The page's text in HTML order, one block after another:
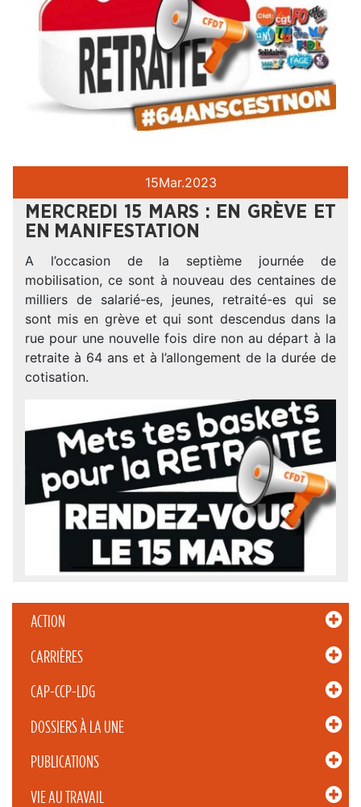
ACTION
CARRIÈRES
CAP-CCP-LDG
DOSSIERS À LA UNE
PUBLICATIONS
VIE AU TRAVAIL
15Mar.2023
MERCREDI 15 MARS : EN GRÈVE ET
EN MANIFESTATION
A l’occasion de la septième journée de
mobilisation, ce sont à nouveau des centaines de
milliers de salarié-es, jeunes, retraité-es qui se
sont mis en grève et qui sont descendus dans la
rue pour une nouvelle fois dire non au départ à la
retraite à 64 ans et à l’allongement de la durée de
cotisation.